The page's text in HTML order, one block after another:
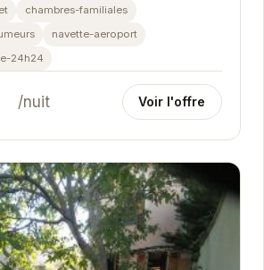
le confort et la...
chambres-familiales
navette-aeroport
24h24
/nuit Voir l'offre